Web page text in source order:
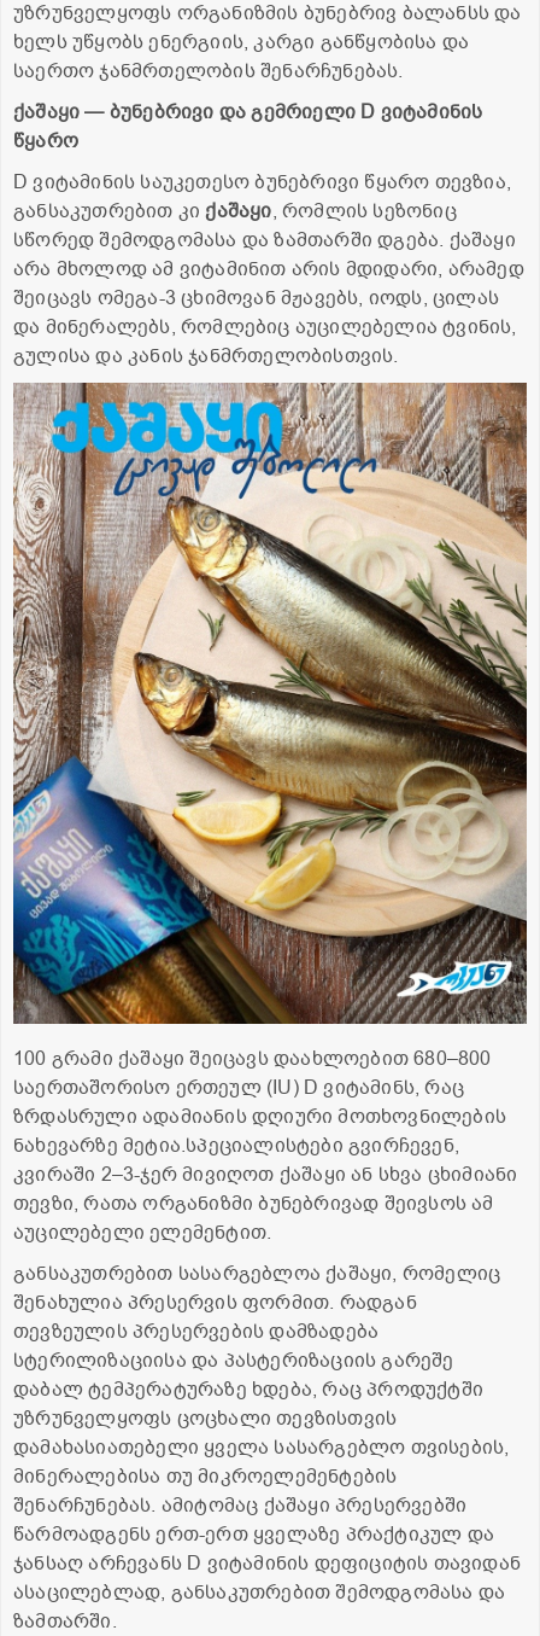
უზრუნველყოფს ორგანიზმის ბუნებრივ ბალანსს და
ხელს უწყობს ენერგიის, კარგი განწყობისა და
საერთო ჯანმრთელობის შენარჩუნებას.
ქაშაყი—ბუნებრივი და გემრიელი D ვიტამინის
წყარო
D ვიტამინის საუკეთესო ბუნებრივი წყარო თევზია,
განსაკუთრებით კიქაშაყი, რომლის სეზონიც
სწორედ შემოდგომასა და ზამთარში დგება. ქაშაყი
არა მხოლოდ ამ ვიტამინით არის მდიდარი, არამედ
შეიცავს ომეგა-3 ცხიმოვან მჟავებს, იოდს, ცილას
და მინერალებს, რომლებიც აუცილებელია ტვინის,
გულისა და კანის ჯანმრთელობისთვის.
100 გრამი ქაშაყი შეიცავს დაახლოებით 680–800
საერთაშორისო ერთეულ (IU) D ვიტამინს, რაც
ზრდასრული ადამიანის დღიური მოთხოვნილების
ნახევარზე მეტია.სპეციალისტები გვირჩევენ,
კვირაში 2–3-ჯერ მივიღოთ ქაშაყი ან სხვა ცხიმიანი
თევზი, რათა ორგანიზმი ბუნებრივად შეივსოს ამ
აუცილებელი ელემენტით.
განსაკუთრებით სასარგებლოა ქაშაყი, რომელიც
შენახულია პრესერვის ფორმით. რადგან
თევზეულის პრესერვების დამზადება
სტერილიზაციისა და პასტერიზაციის გარეშე
დაბალ ტემპერატურაზე ხდება, რაც პროდუქტში
უზრუნველყოფს ცოცხალი თევზისთვის
დამახასიათებელი ყველა სასარგებლო თვისების,
მინერალებისა თუ მიკროელემენტების
შენარჩუნებას. ამიტომაც ქაშაყი პრესერვებში
წარმოადგენს ერთ-ერთ ყველაზე პრაქტიკულ და
ჯანსაღ არჩევანს D ვიტამინის დეფიციტის თავიდან
ასაცილებლად, განსაკუთრებით შემოდგომასა და
ზამთარში.